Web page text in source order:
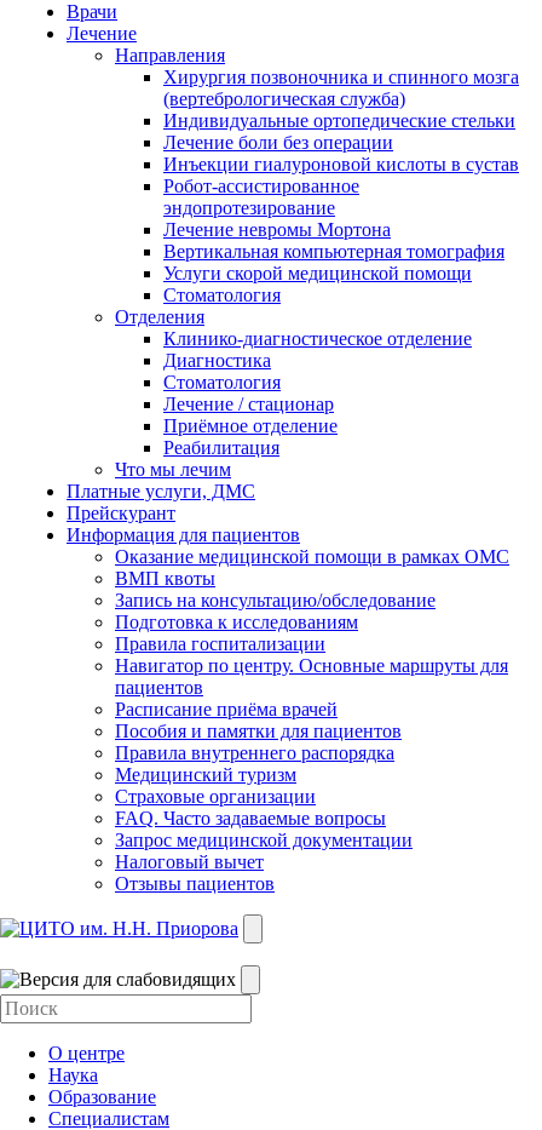
Врачи
Лечение
Направления
Хирургия позвоночника и спинного мозга
(вертебрологическая служба)
Индивидуальные ортопедические стельки
Лечение боли без операции
Инъекции гиалуроновой кислоты в сустав
Робот-ассистированное
эндопротезирование
Лечение невромы Мортона
Вертикальная компьютерная томография
Услуги скорой медицинской помощи
Стоматология
Отделения
Клинико-диагностическое отделение
Диагностика
Стоматология
Лечение / стационар
Приёмное отделение
Реабилитация
Что мы лечим
Платные услуги, ДМС
Прейскурант
Информация для пациентов
Оказание медицинской помощи в рамках ОМС
ВМП квоты
Запись на консультацию/обследование
Подготовка к исследованиям
Правила госпитализации
Навигатор по центру. Основные маршруты для
пациентов
Расписание приёма врачей
Пособия и памятки для пациентов
Правила внутреннего распорядка
Медицинский туризм
Страховые организации
FAQ. Часто задаваемые вопросы
Запрос медицинской документации
Налоговый вычет
Отзывы пациентов
О центре
Наука
Образование
Специалистам